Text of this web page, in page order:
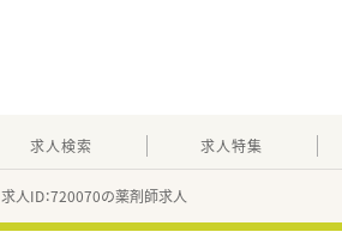
求人検索 求人特集
求人ID：720070の薬剤師求人